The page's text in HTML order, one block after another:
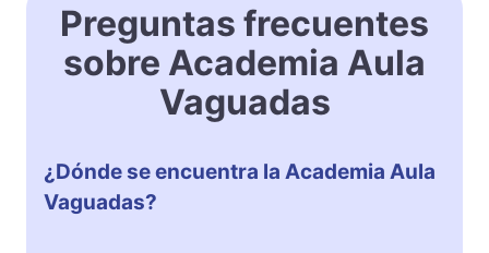
Preguntas frecuentes
sobre Academia Aula
Vaguadas
¿Dónde se encuentra la Academia Aula
Vaguadas?